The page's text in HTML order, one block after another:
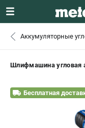
+7 (911) 360-06-
- ЗАКАЗ ЗАПЧАСТЕЙ
+7 (812) 407-39-
0 ₽
Аккумуляторные
Шлифмашина угловая
Бесплатная